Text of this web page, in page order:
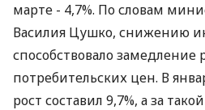
марте - 4,7%. По словам
Василия Цушко, снижению
способствовало замедление
потребительских цен. В
рост составил 9,7%, а за